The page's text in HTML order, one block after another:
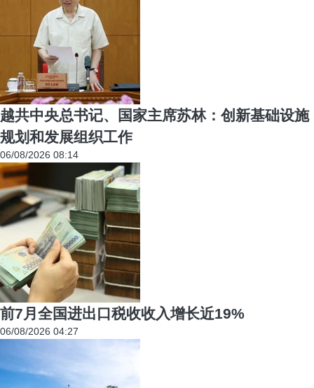
越共中央总书记、国家主席苏林：创新基础设施
规划和发展组织工作
06/08/2026 08:14
前7月全国进出口税收收入增长近19%
06/08/2026 04:27